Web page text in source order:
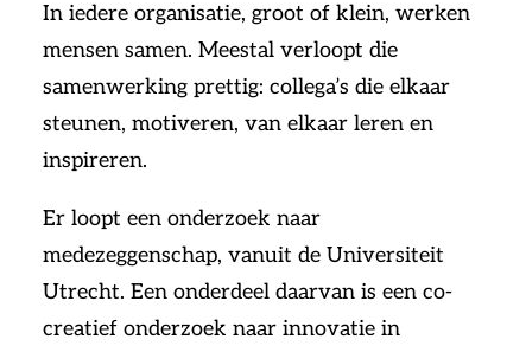
In iedere organisatie, groot of klein, werken
mensen samen. Meestal verloopt die
samenwerking prettig: collega’s die elkaar
steunen, motiveren, van elkaar leren en
inspireren.
Er loopt een onderzoek naar
medezeggenschap, vanuit de Universiteit
Utrecht. Een onderdeel daarvan is een co-
creatief onderzoek naar innovatie in